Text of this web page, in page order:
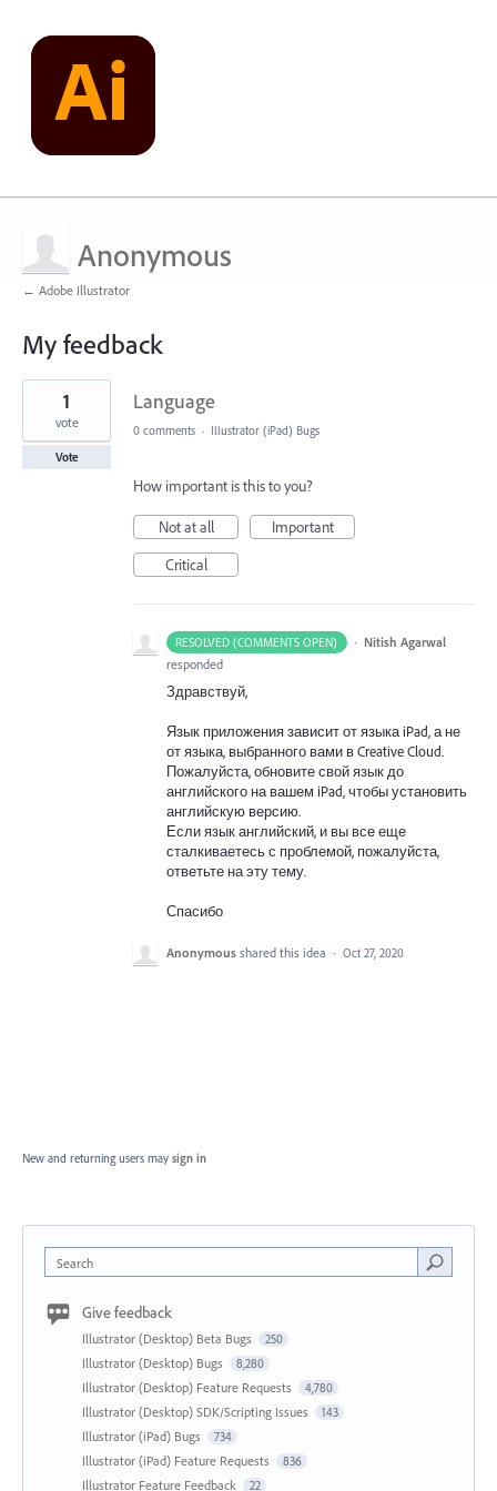
Anonymous
← Adobe Illustrator
My feedback
1
found
Language
1
vote
Vote
0 comments · Illustrator (iPad) Bugs
How important is this to you?
Not at all
Important
Critical
RESOLVED (COMMENTS OPEN) · Nitish Agarwal
responded
Здравствуй,
Язык приложения зависит от языка iPad, а не
от языка, выбранного вами в Creative Cloud.
Пожалуйста, обновите свой язык до
английского на вашем iPad, чтобы установить
английскую версию.
Если язык английский, и вы все еще
сталкиваетесь с проблемой, пожалуйста,
ответьте на эту тему.
Спасибо
Anonymous shared this idea · Oct 27, 2020
New and returning users may sign in
Search
Give feedback
Illustrator (Desktop) Beta Bugs 250
Illustrator (Desktop) Bugs 8,280
Illustrator (Desktop) Feature Requests 4,780
Illustrator (Desktop) SDK/Scripting Issues 143
Illustrator (iPad) Bugs 734
Illustrator (iPad) Feature Requests 836
Illustrator Feature Feedback 22